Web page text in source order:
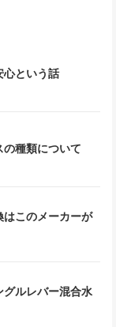
心という話
の種類について
はこのメーカーが
グルレバー混合水